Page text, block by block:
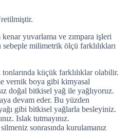
yuvarlama ve zımpara işleri
milimetrik ölçü farklılıkları
küçük farklılıklar olabilir.
vernik boya gibi kimyasal
doğal bitkisel yağ ile yağlıyoruz.
devam eder. Bu yüzden
gibi bitkisel yağlarla besleyiniz.
Islak tutmayınız.
sonrasında kurulamanız